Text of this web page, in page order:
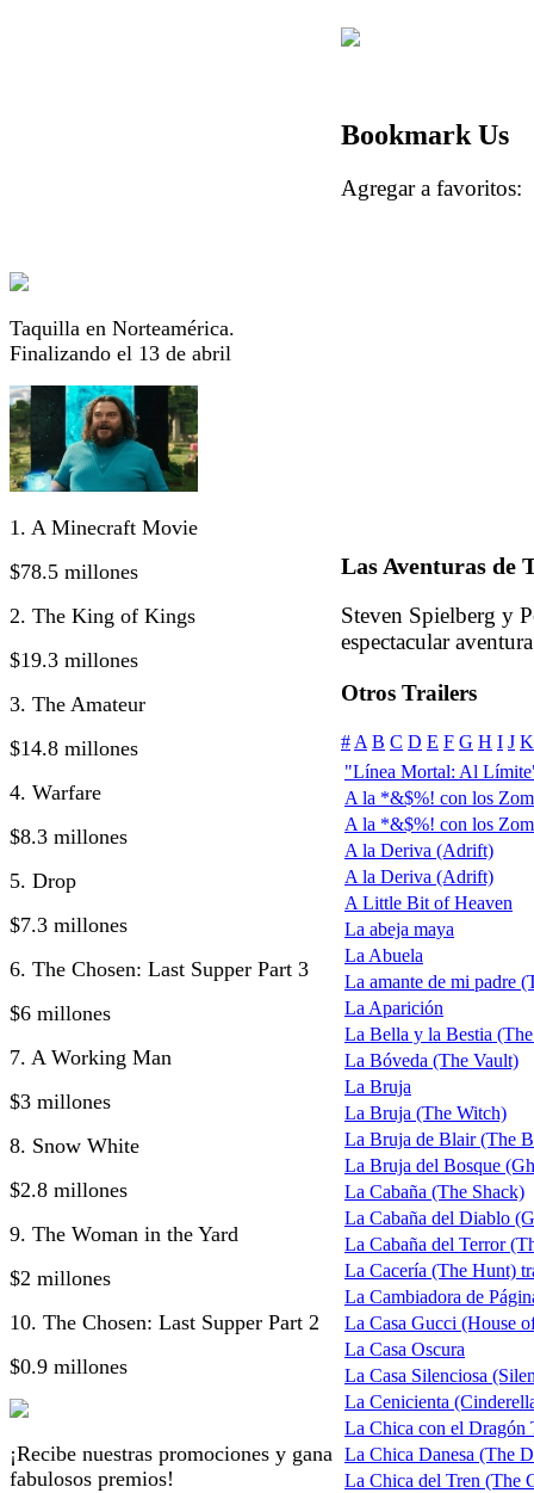
Taquilla en Norteamérica.
Finalizando el 13 de abril
1. A Minecraft Movie
$78.5 millones
2. The King of Kings
$19.3 millones
3. The Amateur
$14.8 millones
4. Warfare
$8.3 millones
5. Drop
$7.3 millones
6. The Chosen: Last Supper Part 3
$6 millones
7. A Working Man
$3 millones
8. Snow White
$2.8 millones
9. The Woman in the Yard
$2 millones
10. The Chosen: Last Supper Part 2
$0.9 millones
¡Recibe nuestras promociones y gana
fabulosos premios!
Bookmark Us
Agregar a
Las Aventuras de
Steven Spielberg y
espectacular
Otros Trailers
# A B C D E F G H I J K
"Línea Mortal: Al
A la *&$%! con los
A la *&$%! con los
A la Deriva (Adrift)
A la Deriva (Adrift)
A Little Bit of Heaven
La abeja maya
La Abuela
La amante de mi padre
La Aparición
La Bella y la Bestia
La Bóveda (The Vault)
La Bruja
La Bruja (The Witch)
La Bruja de Blair (The
La Bruja del Bosque
La Cabaña (The Shack)
La Cabaña del Diablo
La Cabaña del Terror
La Cacería (The Hunt)
La Cambiadora de
La Casa Gucci (House
La Casa Oscura
La Casa Silenciosa
La Cenicienta
La Chica con el Dragón
La Chica Danesa (The
La Chica del Tren (The